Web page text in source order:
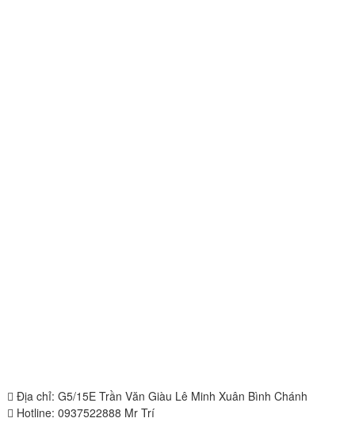
Địa chỉ: G5/15E Trần Văn Giàu Lê Minh Xuân Bình Chánh
Hotline: 0937522888 Mr Trí